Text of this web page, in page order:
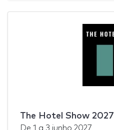
The Hotel Show 2027
De 1 a 3 junho 2027